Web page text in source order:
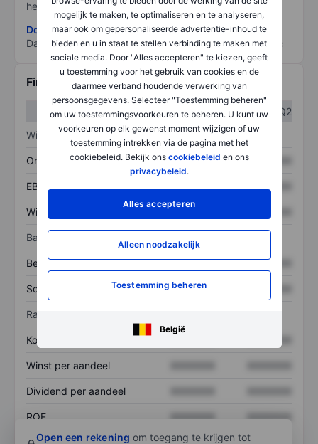
mogelijk te maken, te optimaliseren en te analyseren,
maar ook om gepersonaliseerde advertentie-inhoud te
bieden en u in staat te stellen verbinding te maken met
sociale media. Door "Alles accepteren" te kiezen, geeft
u toestemming voor het gebruik van cookies en de
daarmee verband houdende verwerking van
persoonsgegevens. Selecteer "Toestemming beheren"
om uw toestemmingsvoorkeuren te beheren. U kunt uw
voorkeuren op elk gewenst moment wijzigen of uw
toestemming intrekken via de pagina met het
cookiebeleid. Bekijk ons cookiebeleid en ons
privacybeleid.
Alles accepteren
Alleen noodzakelijk
Toestemming beheren
België
het grootste risico).
Download de ESG-risicomethodologie
Data provided by
/
Financiële gegevens
Q1
Q2
Winst/verlies
Omzet XXXXXXX XXXXXXX
EBITDA
Winst XXXXXXX
Balans
Bezittingen XXXXXXX XXXXXXX
Schulden XXXXXXX
Ratio's
Koers/omzetratio
Winst per aandeel
Dividend per aandeel
ROE XXXXXXX
XXXXXXX
Open een rekening om toegang te krijgen tot